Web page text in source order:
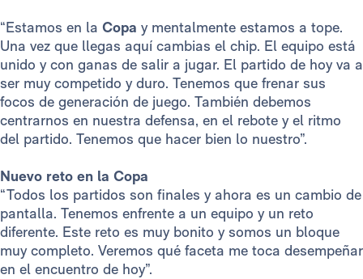
“Estamos en la Copa y mentalmente estamos a tope.
Una vez que llegas aquí cambias el chip. El equipo está
unido y con ganas de salir a jugar. El partido de hoy va a
ser muy competido y duro. Tenemos que frenar sus
focos de generación de juego. También debemos
centrarnos en nuestra defensa, en el rebote y el ritmo
del partido. Tenemos que hacer bien lo nuestro”.
Nuevo reto en la Copa
“Todos los partidos son finales y ahora es un cambio de
pantalla. Tenemos enfrente a un equipo y un reto
diferente. Este reto es muy bonito y somos un bloque
muy completo. Veremos qué faceta me toca desempeñar
en el encuentro de hoy”.